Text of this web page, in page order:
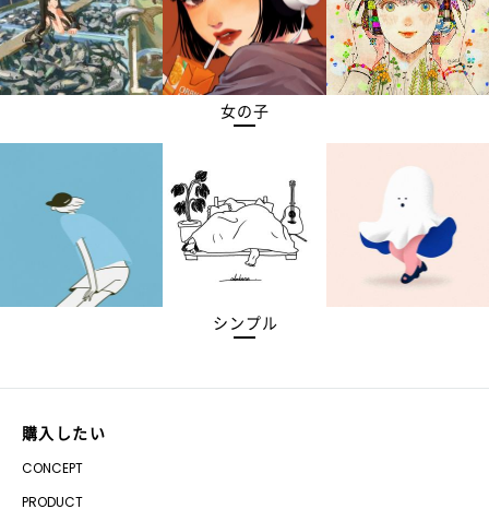
女の子
シンプル
購入したい
CONCEPT
PRODUCT